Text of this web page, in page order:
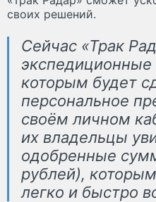
своих решений.
Сейчас «Трак
экспедиционные
которым будет
персональное
своём личном
их владельцы
одобренные
рублей),
легко и быстро